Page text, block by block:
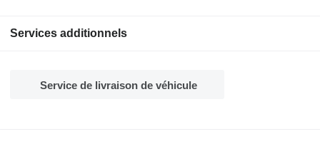
Services additionnels
Service de livraison de véhicule